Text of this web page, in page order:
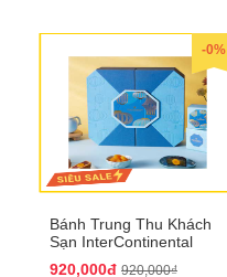
-0%
Bánh Trung Thu Khách
Sạn InterContinental
920,000đ 920,000₫